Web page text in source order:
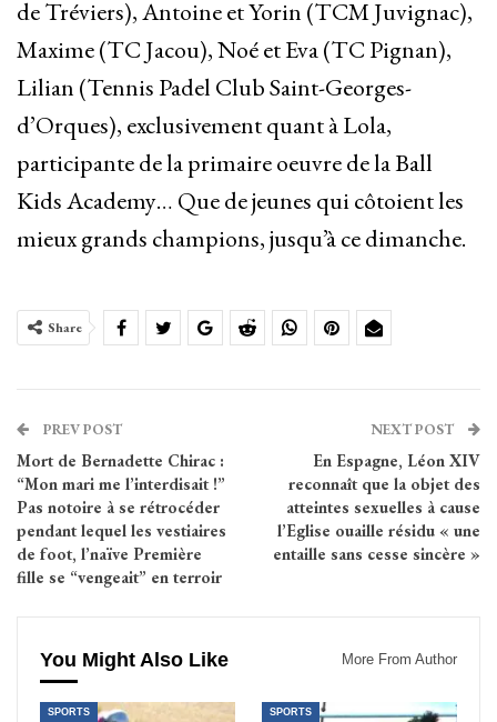
de Tréviers), Antoine et Yorin (TCM Juvignac),
Maxime (TC Jacou), Noé et Eva (TC Pignan),
Lilian (Tennis Padel Club Saint-Georges-
d’Orques), exclusivement quant à Lola,
participante de la primaire oeuvre de la Ball
Kids Academy… Que de jeunes qui côtoient les
mieux grands champions, jusqu’à ce dimanche.
Share
PREV POST
Mort de Bernadette Chirac :
“Mon mari me l’interdisait !”
Pas notoire à se rétrocéder
pendant lequel les vestiaires
de foot, l’naïve Première
fille se “vengeait” en terroir
NEXT POST
En Espagne, Léon XIV
reconnaît que la objet des
atteintes sexuelles à cause
l’Eglise ouaille résidu « une
entaille sans cesse sincère »
You Might Also Like More From Author
SPORTS SPORTS